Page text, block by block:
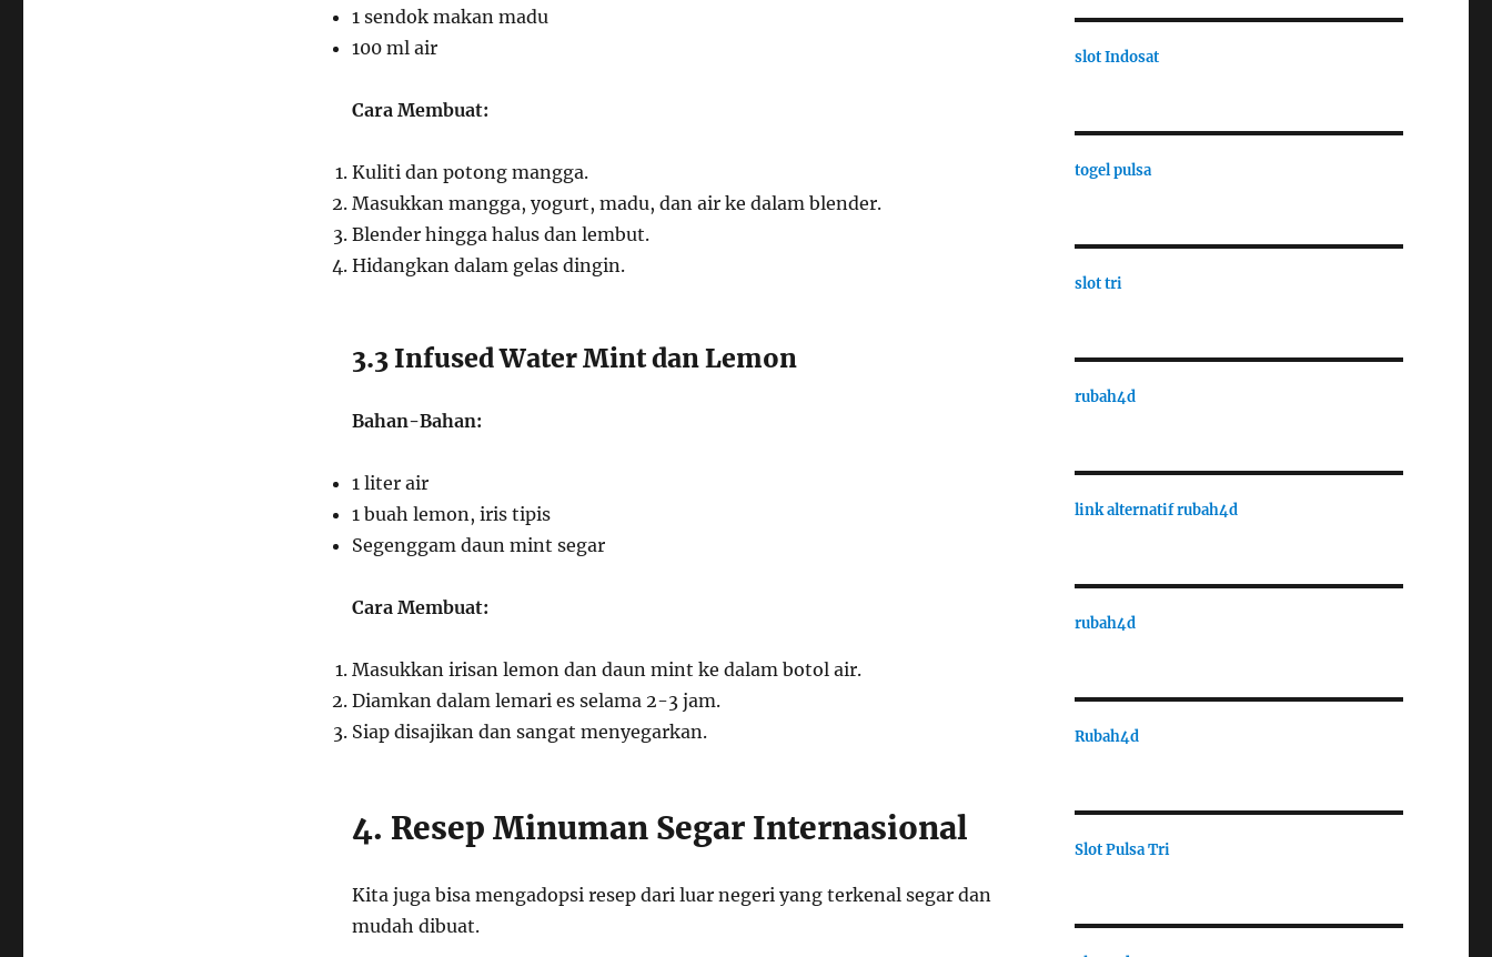
1 sendok makan madu
100 ml air
Cara Membuat:
Kuliti dan potong mangga.
Masukkan mangga, yogurt, madu, dan air ke dalam blender.
Blender hingga halus dan lembut.
Hidangkan dalam gelas dingin.
3.3 Infused Water Mint dan Lemon
Bahan-Bahan:
1 liter air
1 buah lemon, iris tipis
Segenggam daun mint segar
Cara Membuat:
Masukkan irisan lemon dan daun mint ke dalam botol air.
Diamkan dalam lemari es selama 2-3 jam.
Siap disajikan dan sangat menyegarkan.
4. Resep Minuman Segar Internasional
Kita juga bisa mengadopsi resep dari luar negeri yang terkenal segar dan
mudah dibuat.
slot Indosat
togel pulsa
slot tri
rubah4d
link alternatif rubah4d
rubah4d
Rubah4d
Slot Pulsa Tri